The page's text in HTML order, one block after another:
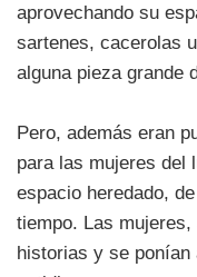
aprovechando su
sartenes, cacerolas
alguna pieza grande
Pero, además eran
para las mujeres del
espacio heredado,
tiempo. Las
historias y se